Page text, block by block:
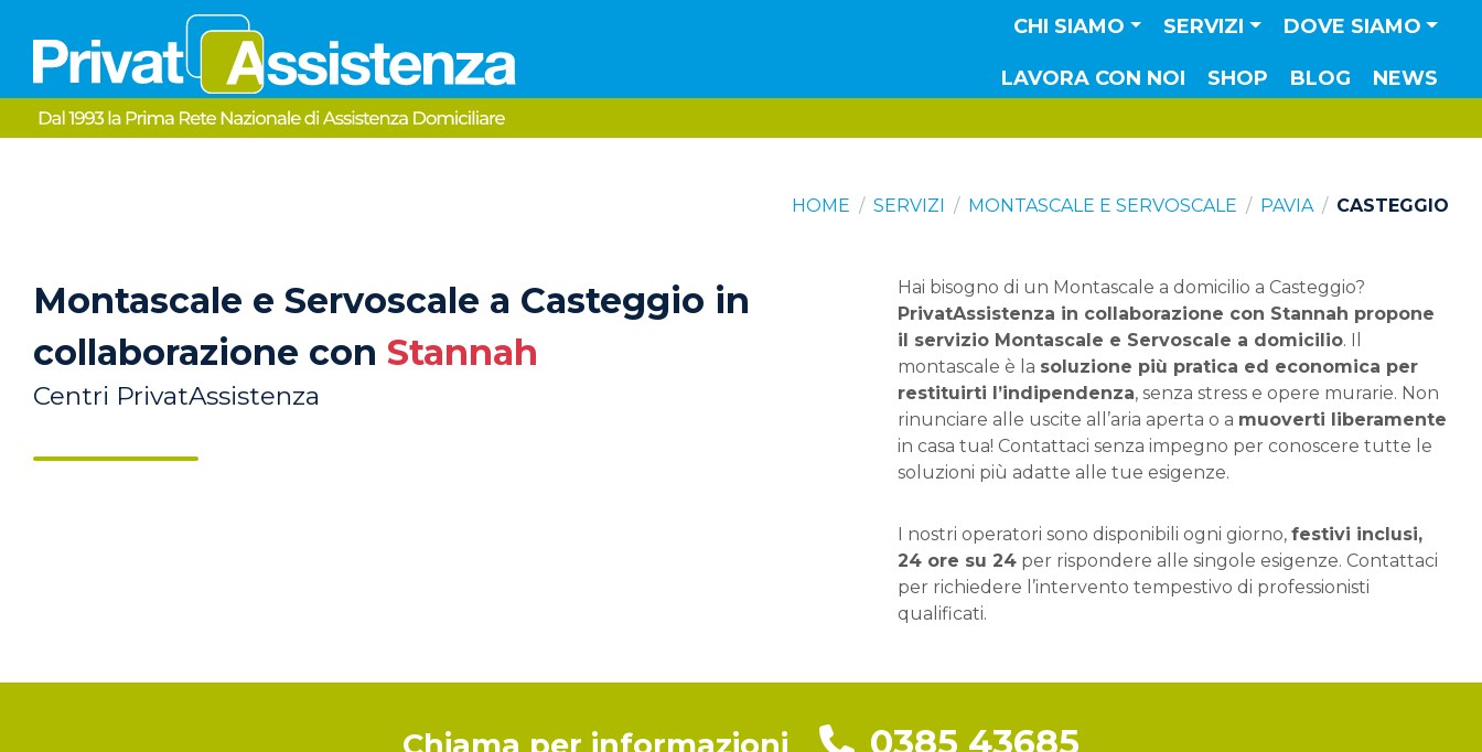
CHI SIAMO SERVIZI DOVE SIAMO
LAVORA CON NOI SHOP BLOG NEWS
HOME SERVIZI MONTASCALE E SERVOSCALE PAVIA CASTEGGIO
Montascale e Servoscale a Casteggio in
collaborazione con Stannah
Centri PrivatAssistenza
Hai bisogno di un Montascale a domicilio a Casteggio?
PrivatAssistenza in collaborazione con Stannah propone
il servizio Montascale e Servoscale a domicilio. Il
montascale è la soluzione più pratica ed economica per
restituirti l’indipendenza, senza stress e opere murarie. Non
rinunciare alle uscite all’aria aperta o a muoverti liberamente
in casa tua! Contattaci senza impegno per conoscere tutte le
soluzioni più adatte alle tue esigenze.
I nostri operatori sono disponibili ogni giorno, festivi inclusi,
24 ore su 24 per rispondere alle singole esigenze. Contattaci
per richiedere l’intervento tempestivo di professionisti
qualificati.
0385 43685